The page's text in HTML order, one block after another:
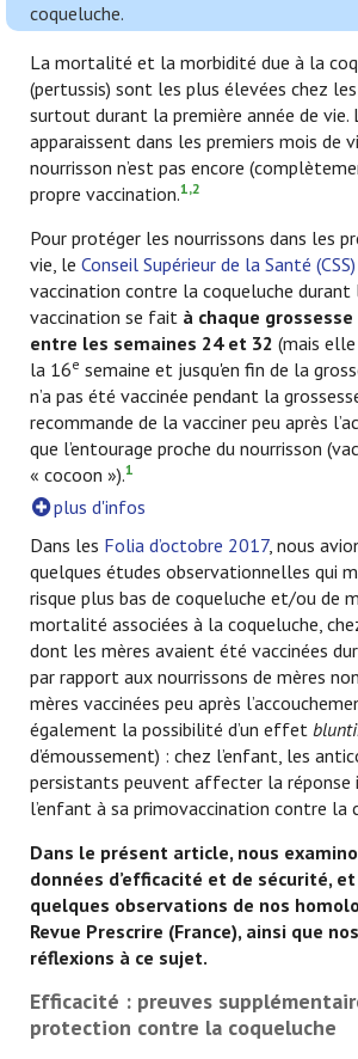
coqueluche.
La mortalité et la morbidité due à la
(pertussis) sont les plus élevées chez
surtout durant la première année de vie.
apparaissent dans les premiers mois de
nourrisson n’est pas encore
propre vaccination.1,2
Pour protéger les nourrissons dans les
vie, le Conseil Supérieur de la Santé (CSS)
vaccination contre la coqueluche durant
vaccination se fait à chaque grossesse
entre les semaines 24 et 32 (mais
la 16e semaine et jusqu'en fin de la
n’a pas été vaccinée pendant la
recommande de la vacciner peu après
que l’entourage proche du nourrisson
« cocoon »).1
plus d'infos
Dans les Folia d’octobre 2017, nous
quelques études observationnelles qui
risque plus bas de coqueluche et/ou de
mortalité associées à la coqueluche,
dont les mères avaient été vaccinées
par rapport aux nourrissons de mères
mères vaccinées peu après
également la possibilité d’un effet
d’émoussement) : chez l’enfant, les
persistants peuvent affecter la réponse
l’enfant à sa primovaccination contre la
Dans le présent article, nous
données d’efficacité et de sécurité,
quelques observations de nos
Revue Prescrire (France), ainsi que
réflexions à ce sujet.
Efficacité : preuves
protection contre la coqueluche